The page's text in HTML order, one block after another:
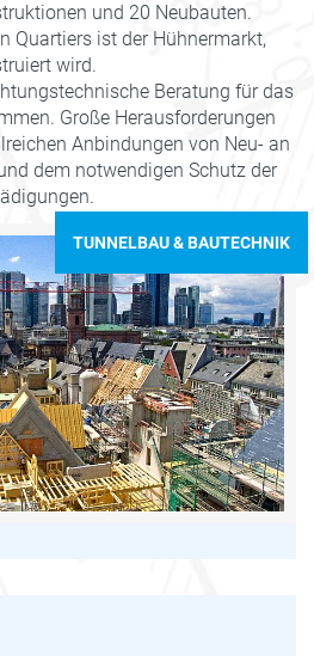
und 20 Neubauten.
Quartiers ist der Hühnermarkt,
wird.
Beratung für das
Große Herausforderungen
Anbindungen von Neu- an
dem notwendigen Schutz der
TUNNELBAU & BAUTECHNIK